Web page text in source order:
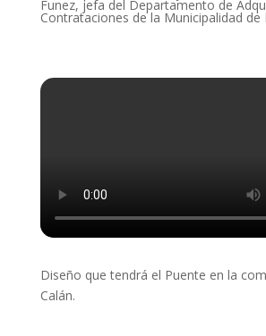
Funez, jefa del Departamento de
Contrataciones de la Municipalidad de
Diseño que tendrá el Puente en la
Calán.